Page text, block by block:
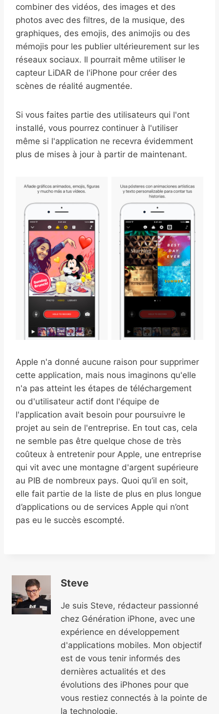
combiner des vidéos, des images et des
photos avec des filtres, de la musique, des
graphiques, des emojis, des animojis ou des
mémojis pour les publier ultérieurement sur les
réseaux sociaux. Il pourrait même utiliser le
capteur LiDAR de l'iPhone pour créer des
scènes de réalité augmentée.
Si vous faites partie des utilisateurs qui l'ont
installé, vous pourrez continuer à l'utiliser
même si l'application ne recevra évidemment
plus de mises à jour à partir de maintenant.
Apple n'a donné aucune raison pour supprimer
cette application, mais nous imaginons qu'elle
n'a pas atteint les étapes de téléchargement
ou d'utilisateur actif dont l'équipe de
l'application avait besoin pour poursuivre le
projet au sein de l'entreprise. En tout cas, cela
ne semble pas être quelque chose de très
coûteux à entretenir pour Apple, une entreprise
qui vit avec une montagne d'argent supérieure
au PIB de nombreux pays. Quoi qu’il en soit,
elle fait partie de la liste de plus en plus longue
d’applications ou de services Apple qui n’ont
pas eu le succès escompté.
Steve
Je suis Steve, rédacteur passionné
chez Génération iPhone, avec une
expérience en développement
d'applications mobiles. Mon objectif
est de vous tenir informés des
dernières actualités et des
évolutions des iPhones pour que
vous restiez connectés à la pointe de
la technologie.